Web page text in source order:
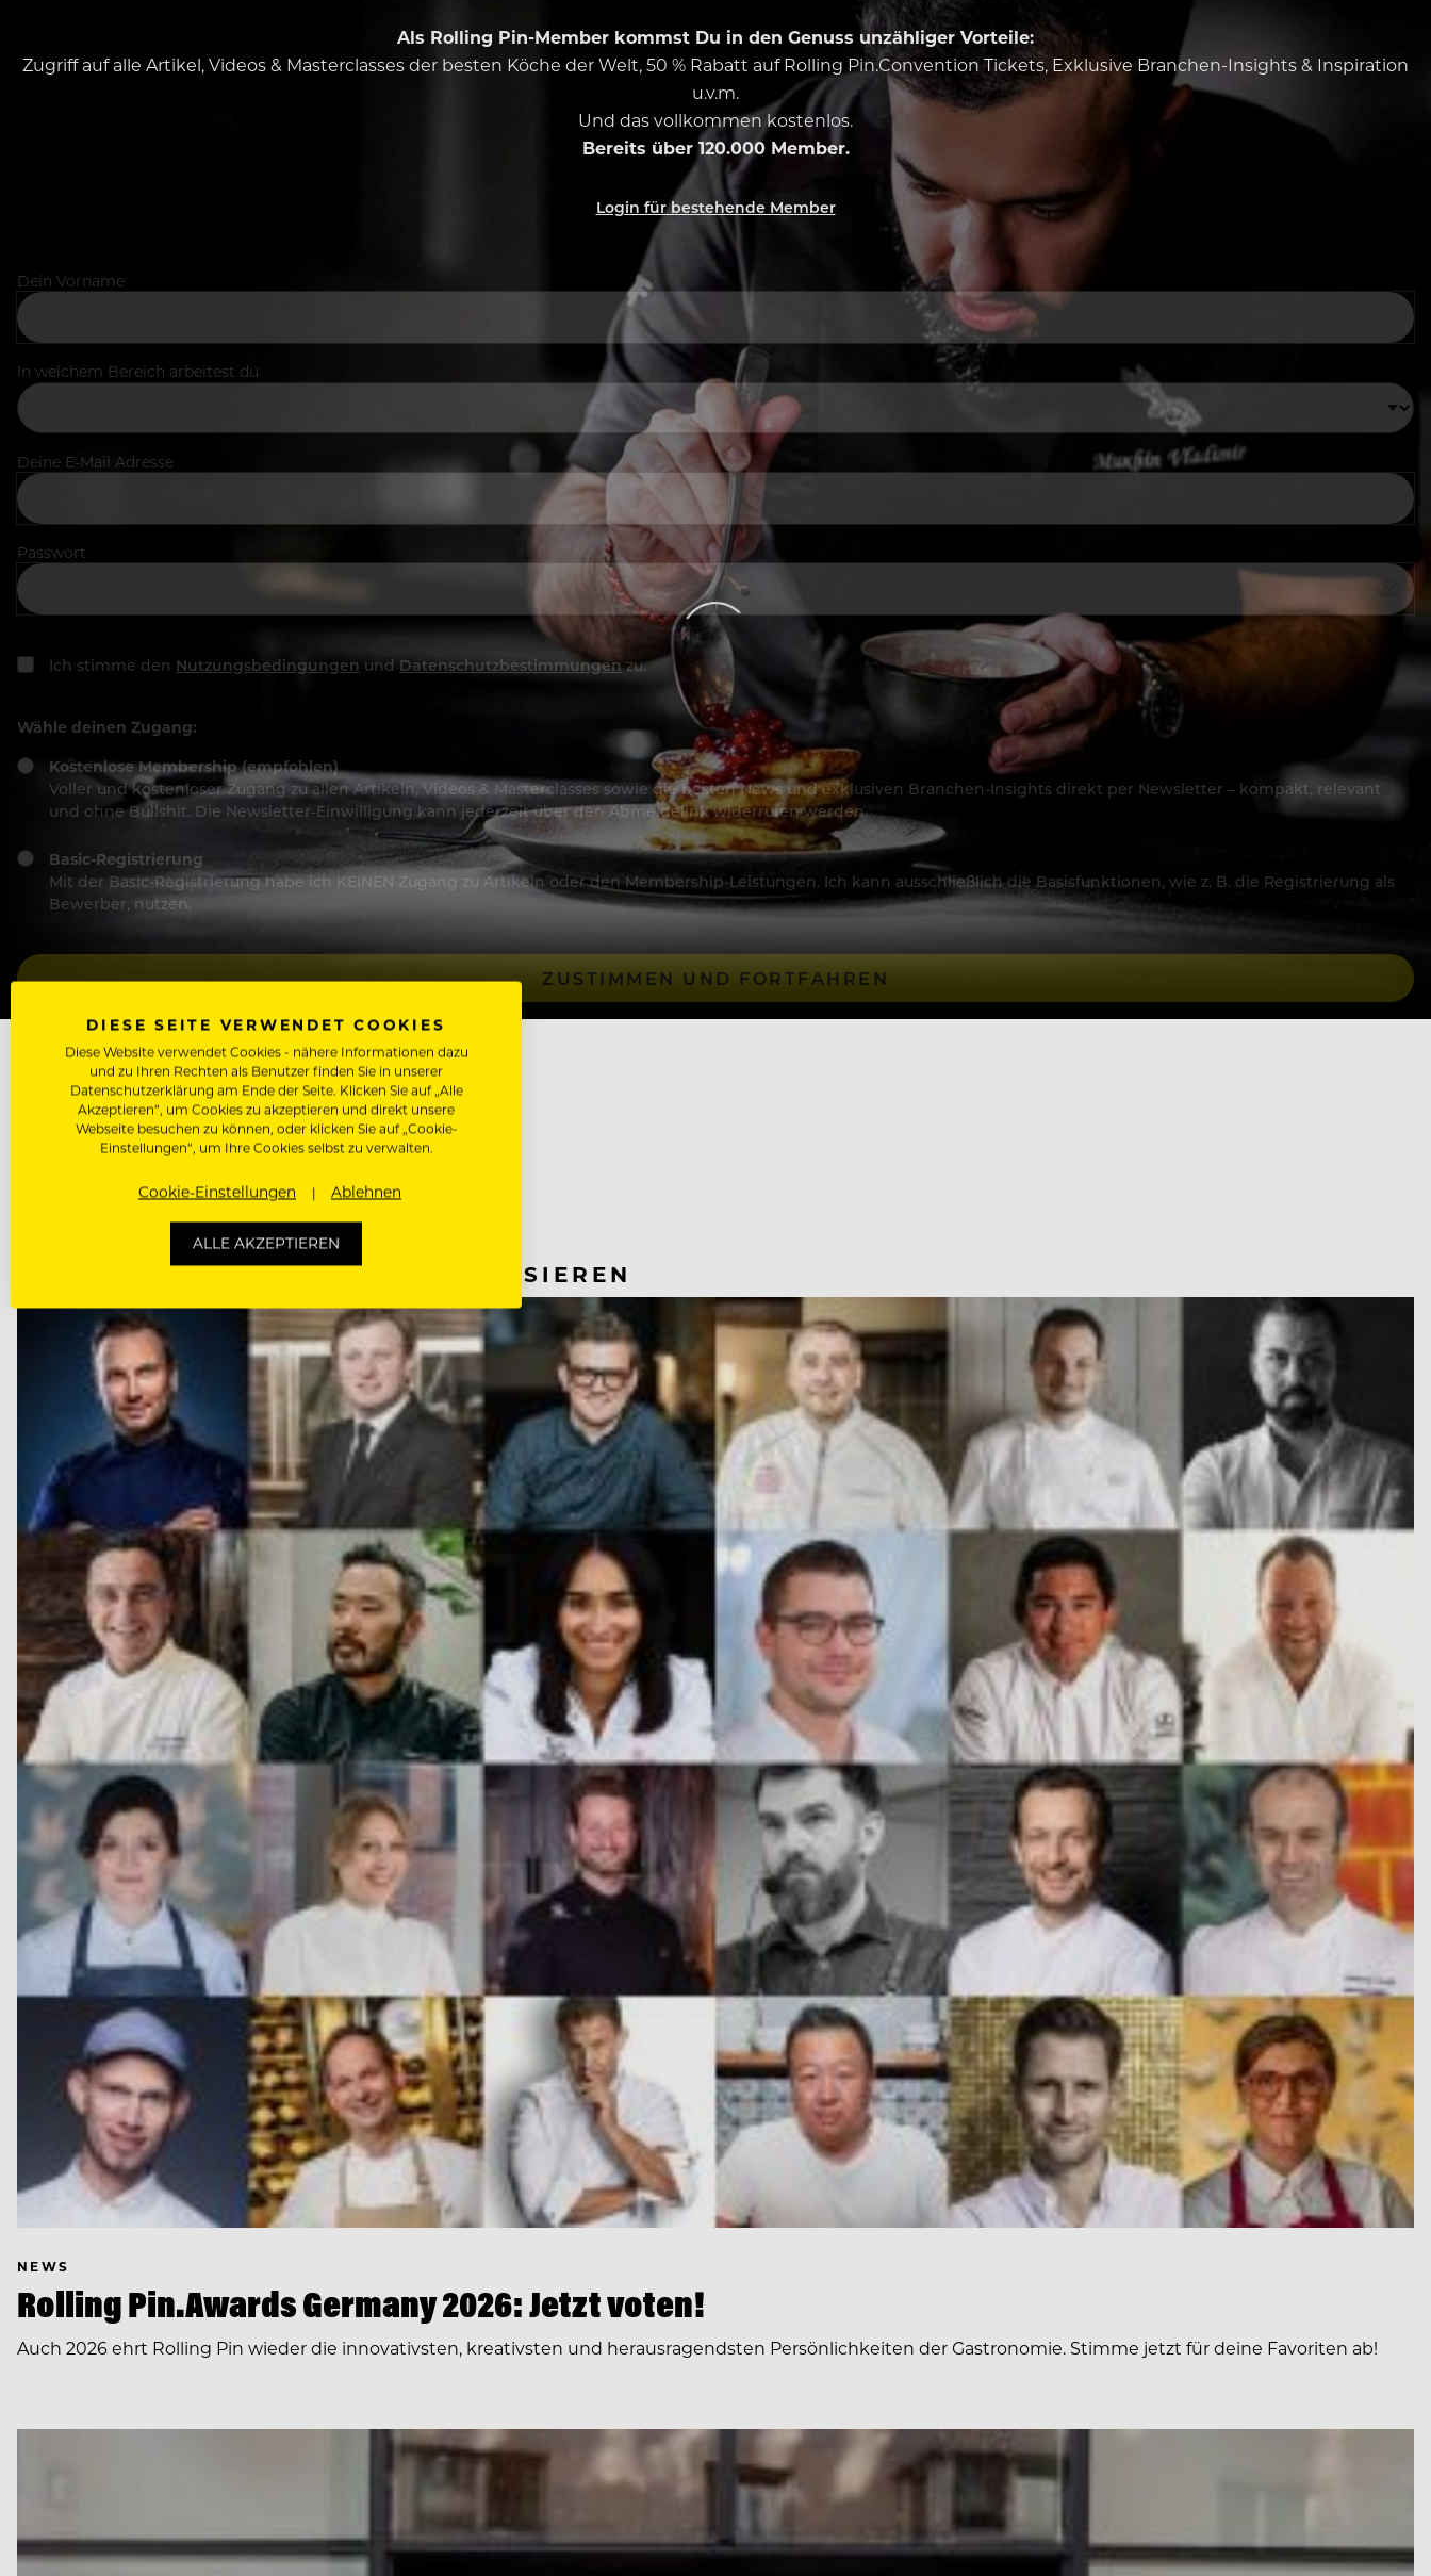
Als Rolling Pin-Member kommst Du in den Genuss unzähliger Vorteile:
Zugriff auf alle Artikel, Videos & Masterclasses der besten Köche der Welt, 50 % Rabatt auf Rolling Pin.Convention Tickets, Exklusive Branchen-Insights & Inspiration
u.v.m.
Und das vollkommen kostenlos.
Bereits über 120.000 Member.
Login für bestehende Member
Dein Vorname
In welchem Bereich arbeitest du
Deine E-Mail Adresse
Passwort
Ich stimme den Nutzungsbedingungen und Datenschutzbestimmungenzu.
Wähle deinen Zugang:
Kostenlose Membership (empfohlen)
Voller und kostenloser Zugang zu allen Artikeln, Videos & Masterclasses sowie die besten News und exklusiven Branchen-Insights direkt per Newsletter – kompakt, relevant
und ohne Bullshit. Die Newsletter-Einwilligung kann jederzeit über den Abmeldelink widerrufen werden.
Basic-Registrierung
Mit der Basic-Registrierung habe ich KEINEN Zugang zu Artikeln oder den Membership-Leistungen. Ich kann ausschließlich die Basisfunktionen, wie z. B. die Registrierung als
Bewerber, nutzen.
ZUSTIMMEN UND FORTFAHREN
NÄCHSTER ARTIKEL
VORHERIGER ARTIKEL
DAS KÖNNTE DICH AUCH INTERESSIEREN
NEWS
Rolling Pin.Awards Germany 2026: Jetzt voten!
Auch 2026 ehrt Rolling Pin wieder die innovativsten, kreativsten und herausragendsten Persönlichkeiten der Gastronomie. Stimme jetzt für deine Favoriten ab!
DIESE SEITE VERWENDET COOKIES
Diese Website verwendet Cookies - nähere Informationen dazu
und zu Ihren Rechten als Benutzer finden Sie in unserer
Datenschutzerklärung am Ende der Seite. Klicken Sie auf „Alle
Akzeptieren“, um Cookies zu akzeptieren und direkt unsere
Webseite besuchen zu können, oder klicken Sie auf „Cookie-
Einstellungen“, um Ihre Cookies selbst zu verwalten.
Cookie-Einstellungen Ablehnen
ALLE AKZEPTIEREN